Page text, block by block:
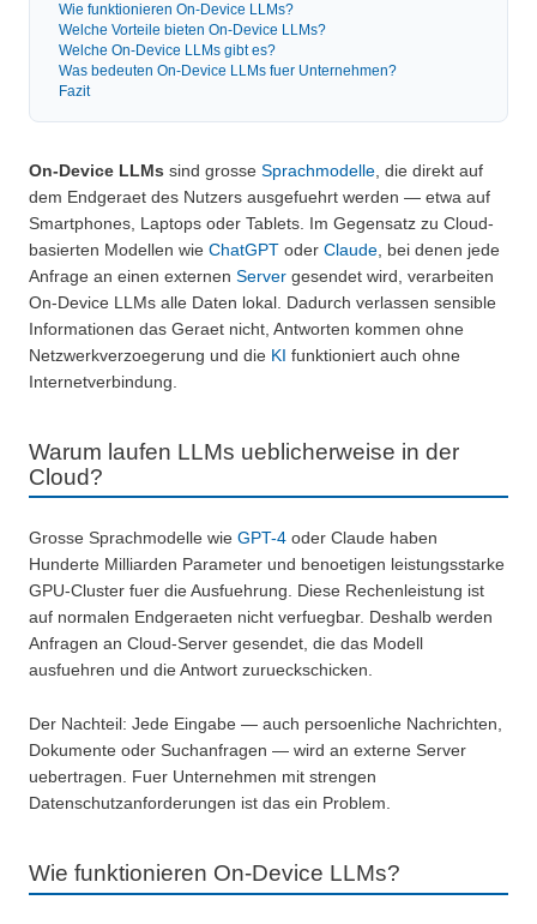
Wie funktionieren On-Device LLMs?
Welche Vorteile bieten On-Device LLMs?
Welche On-Device LLMs gibt es?
Was bedeuten On-Device LLMs fuer Unternehmen?
Fazit
On-Device LLMs sind grosse Sprachmodelle , die direkt auf
dem Endgeraet des Nutzers ausgefuehrt werden — etwa auf
Smartphones, Laptops oder Tablets. Im Gegensatz zu Cloud-
basierten Modellen wie ChatGPT oder Claude , bei denen jede
Anfrage an einen externen Server gesendet wird, verarbeiten
On-Device LLMs alle Daten lokal. Dadurch verlassen sensible
Informationen das Geraet nicht, Antworten kommen ohne
Netzwerkverzoegerung und die KI funktioniert auch ohne
Internetverbindung.
Warum laufen LLMs ueblicherweise in der
Cloud?
Grosse Sprachmodelle wie GPT-4 oder Claude haben
Hunderte Milliarden Parameter und benoetigen leistungsstarke
GPU-Cluster fuer die Ausfuehrung. Diese Rechenleistung ist
auf normalen Endgeraeten nicht verfuegbar. Deshalb werden
Anfragen an Cloud-Server gesendet, die das Modell
ausfuehren und die Antwort zurueckschicken.
Der Nachteil: Jede Eingabe — auch persoenliche Nachrichten,
Dokumente oder Suchanfragen — wird an externe Server
uebertragen. Fuer Unternehmen mit strengen
Datenschutzanforderungen ist das ein Problem.
Wie funktionieren On-Device LLMs?